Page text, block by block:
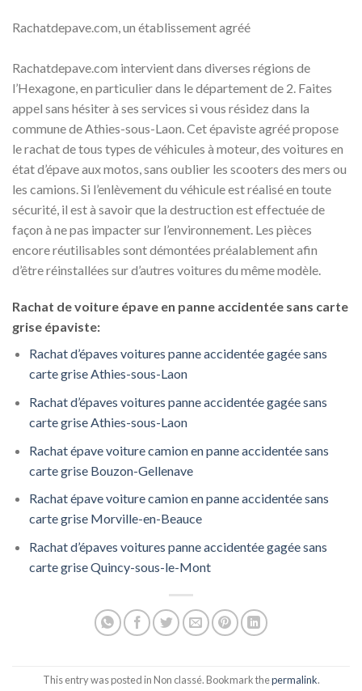
Rachatdepave.com, un établissement agréé
Rachatdepave.com intervient dans diverses régions de
l’Hexagone, en particulier dans le département de 2. Faites
appel sans hésiter à ses services si vous résidez dans la
commune de Athies-sous-Laon. Cet épaviste agréé propose
le rachat de tous types de véhicules à moteur, des voitures en
état d’épave aux motos, sans oublier les scooters des mers ou
les camions. Si l’enlèvement du véhicule est réalisé en toute
sécurité, il est à savoir que la destruction est effectuée de
façon à ne pas impacter sur l’environnement. Les pièces
encore réutilisables sont démontées préalablement afin
d’être réinstallées sur d’autres voitures du même modèle.
Rachat de voiture épave en panne accidentée sans carte
grise épaviste:
Rachat d’épaves voitures panne accidentée gagée sans
carte grise Athies-sous-Laon
Rachat d’épaves voitures panne accidentée gagée sans
carte grise Athies-sous-Laon
Rachat épave voiture camion en panne accidentée sans
carte grise Bouzon-Gellenave
Rachat épave voiture camion en panne accidentée sans
carte grise Morville-en-Beauce
Rachat d’épaves voitures panne accidentée gagée sans
carte grise Quincy-sous-le-Mont
This entry was posted in Non classé. Bookmark thepermalink.